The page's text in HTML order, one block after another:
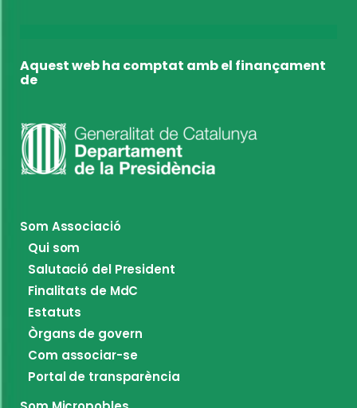
Aquest web ha comptat amb el finançament
de
Som Associació
Qui som
Salutació del President
Finalitats de MdC
Estatuts
Òrgans de govern
Com associar-se
Portal de transparència